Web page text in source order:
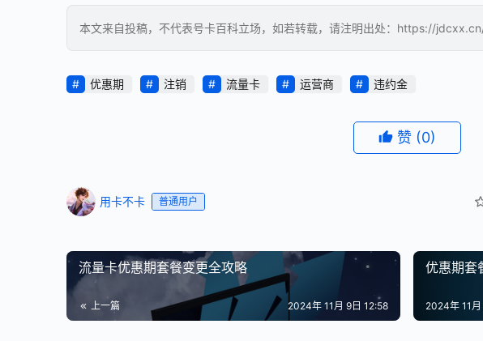
本文来自投稿，不代表号卡百科立场，如若转载，请注明出处：https://
优惠期 注销 流量卡 运营商 违约金
赞 (0)
用卡不卡 普通用户
流量卡优惠期套餐变更全攻略
上一篇 2024年 11月 9日 12:58
优惠期套
2024年 11月